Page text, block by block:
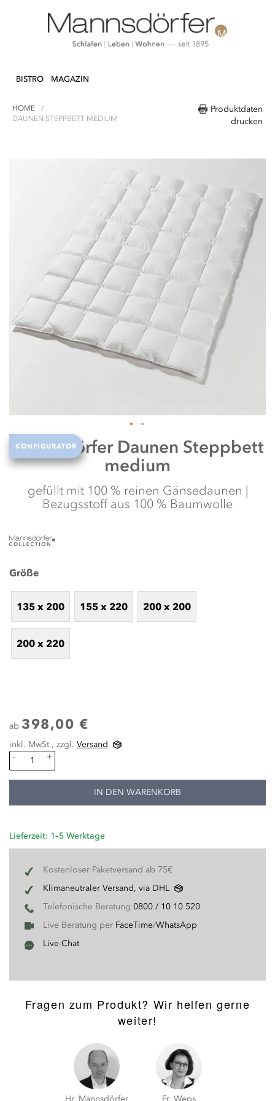
zum
BISTRO MAGAZIN
Produktdaten
drucken
HOME
DAUNEN STEPPBETT MEDIUM
Anfang
der
springen
KONFIGURATOR
Mannsdörfer Daunen Steppbett
medium
gefüllt mit 100 % reinen Gänsedaunen |
Bezugsstoff aus 100 % Baumwolle
Größe
135 x 200 155 x 220 200 x 200
200 x 220
ab 398,00 €
inkl. MwSt., zzgl. Versand
-
+
IN DEN WARENKORB
Lieferzeit: 1–5 Werktage
Kostenloser Paketversand ab 75€
Klimaneutraler Versand, via DHL
Telefonische Beratung 0800 / 10 10 520
Live Beratung per FaceTime/WhatsApp
Live-Chat
Fragen zum Produkt? Wir helfen gerne
weiter!
Hr. Mannsdörfer Fr. Weps